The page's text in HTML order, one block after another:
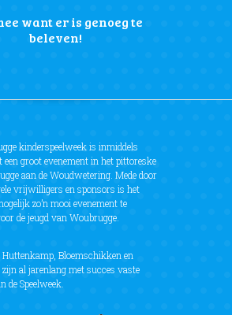
want er is genoeg te
beleven!
kinderspeelweek is inmiddels
een groot evenement in het pittoreske
aan de Woudwetering. Mede door
vrijwilligers en sponsors is het
zo’n mooi evenement te
de jeugd van Woubrugge.
Huttenkamp, Bloemschikken en
zijn al jarenlang met succes vaste
de Speelweek.